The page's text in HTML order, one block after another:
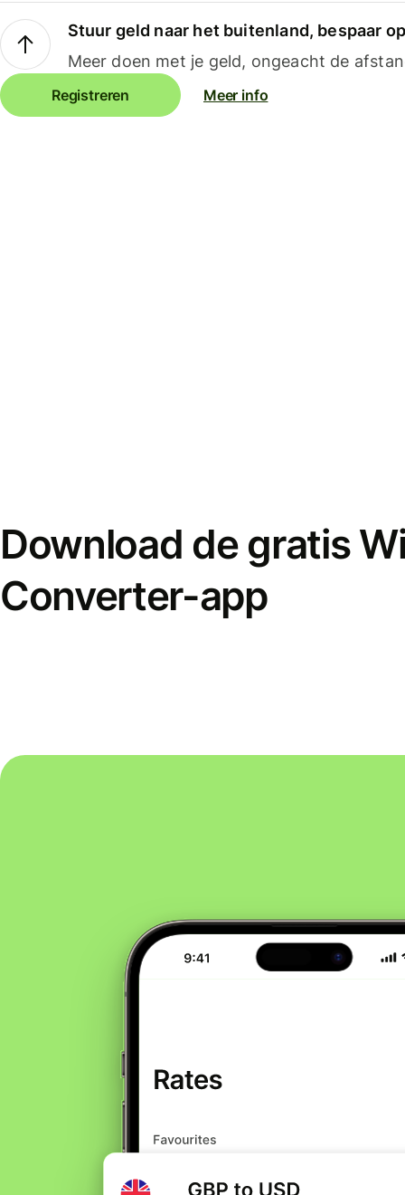
Stuur geld naar het buitenland, bespaar
Meer doen met je geld, ongeacht de
Registreren Meer info
Download de gratis
Converter-app